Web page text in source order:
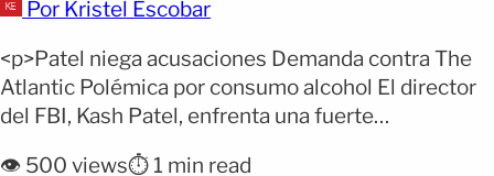
Por Kristel Escobar
<p>Patel niega acusaciones Demanda contra The
Atlantic Polémica por consumo alcohol El director
del FBI, Kash Patel, enfrenta una fuerte
👁️ 500 views⏱️ 1 min read